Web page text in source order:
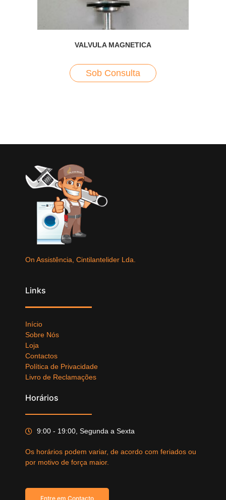
VALVULA MAGNETICA
Sob Consulta
On Assistência, Cintilantelider Lda.
Links
Início
Sobre Nós
Loja
Contactos
Política de Privacidade
Livro de Reclamações
Horários
9:00 - 19:00, Segunda a Sexta
Os horários podem variar, de acordo com feriados ou
por motivo de força maior.
Entre em Contacto